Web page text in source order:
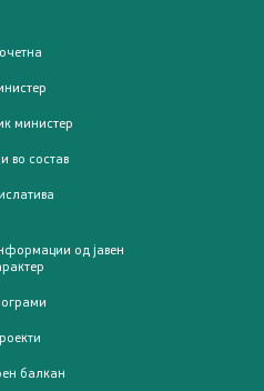
министер
во состав
од јавен
балкан